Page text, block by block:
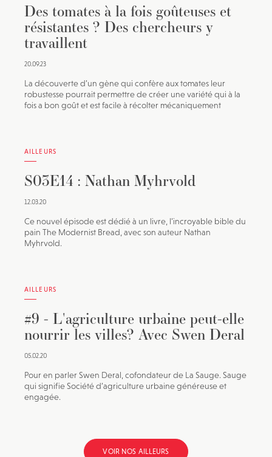
Des tomates à la fois goûteuses et
résistantes ? Des chercheurs y
travaillent
20.09.23
La découverte d’un gène qui confère aux tomates leur
robustesse pourrait permettre de créer une variété qui à la
fois a bon goût et est facile à récolter mécaniquement
AILLEURS
S03E14 : Nathan Myhrvold
12.03.20
Ce nouvel épisode est dédié à un livre, l’incroyable bible du
pain The Modernist Bread, avec son auteur Nathan
Myhrvold.
AILLEURS
#9 - L'agriculture urbaine peut-elle
nourrir les villes? Avec Swen Deral
05.02.20
Pour en parler Swen Deral, cofondateur de La Sauge. Sauge
qui signifie Société d’agriculture urbaine généreuse et
engagée.
VOIR NOS AILLEURS